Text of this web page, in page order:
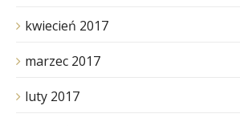
kwiecień 2017
marzec 2017
luty 2017